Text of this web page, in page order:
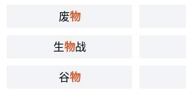
废物
生物战
谷物